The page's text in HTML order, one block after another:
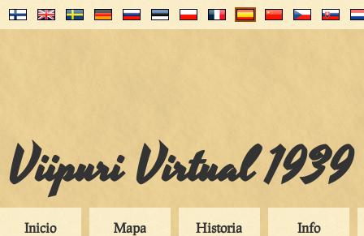
Viipuri Virtual 1939
Inicio Mapa Historia Info